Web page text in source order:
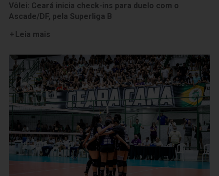
Vôlei: Ceará inicia check-ins para duelo com o
Ascade/DF, pela Superliga B
Leia mais